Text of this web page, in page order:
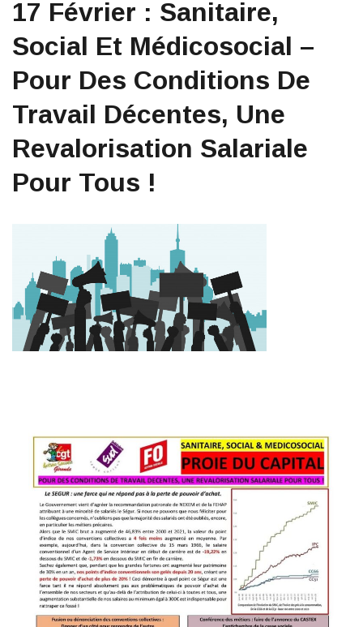
17 Février : Sanitaire,
Social Et Médicosocial –
Pour Des Conditions De
Travail Décentes, Une
Revalorisation Salariale
Pour Tous !